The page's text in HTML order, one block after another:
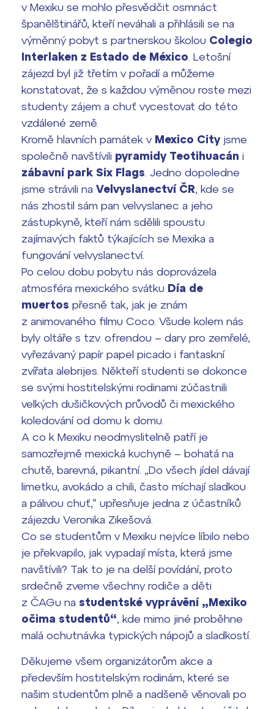
Europass
FOCUSing
Zahraniční stipendia
ČAG studentský
Maturitní témata
Pomoc! Mám problém!
Harmonogram školního roku
Termíny maturit
Office 365
v Mexiku se mohlo přesvědčit osmnáct
španělštinářů, kteří neváhali a přihlásili se na
výměnný pobyt s partnerskou školou Colegio
Interlaken z Estado de México . Letošní
zájezd byl již třetím v pořadí a můžeme
konstatovat, že s každou výměnou roste mezi
studenty zájem a chuť vycestovat do této
vzdálené země.
Kromě hlavních památek v Mexico City jsme
společně navštívili pyramidy Teotihuacán i
zábavní park Six Flags . Jedno dopoledne
jsme strávili na Velvyslanectví ČR, kde se
nás zhostil sám pan velvyslanec a jeho
zástupkyně, kteří nám sdělili spoustu
zajímavých faktů týkajících se Mexika a
fungování velvyslanectví.
Po celou dobu pobytu nás doprovázela
atmosféra mexického svátku Día de
muertos přesně tak, jak je znám
z animovaného filmu Coco. Všude kolem nás
byly oltáře s tzv. ofrendou – dary pro zemřelé,
vyřezávaný papír papel picado i fantaskní
zvířata alebrijes . Někteří studenti se dokonce
se svými hostitelskými rodinami zúčastnili
velkých dušičkových průvodů či mexického
koledování od domu k domu.
A co k Mexiku neodmyslitelně patří je
samozřejmě mexická kuchyně – bohatá na
chutě, barevná, pikantní. „Do všech jídel dávají
limetku, avokádo a chili, často míchají sladkou
a pálivou chuť,“ upřesňuje jedna z účastníků
zájezdu Veronika Zikešová.
Co se studentům v Mexiku nejvíce líbilo nebo
je překvapilo, jak vypadají místa, která jsme
navštívili? Tak to je na delší povídání, proto
srdečně zveme všechny rodiče a děti
z ČAGu na studentské vyprávění „Mexiko
očima studentů“, kde mimo jiné proběhne
malá ochutnávka typických nápojů a sladkostí.
Děkujeme všem organizátorům akce a
především hostitelským rodinám, které se
našim studentům plně a nadšeně věnovali po